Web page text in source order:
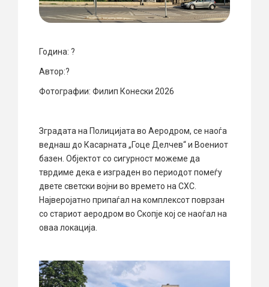
Година: ?
Автор:?
Фотографии: Филип Конески 2026
Зградата на Полицијата во Аеродром, се наоѓа
веднаш до Касарната „Гоце Делчев“ и Воениот
базен. Објектoт со сигурност можеме да
тврдиме дека е изграден во периодот помеѓу
двете светски војни во времето на СХС.
Најверојатно припаѓал на комплексот поврзан
со стариот аеродром во Скопје кој се наоѓал на
оваа локација.